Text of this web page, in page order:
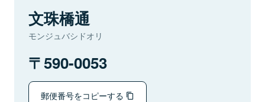
文珠橋通
モンジュバシドオリ
590-0053
郵便番号をコピーする